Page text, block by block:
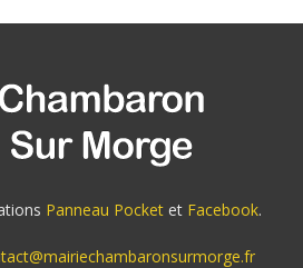
Panneau Pocketet Facebook.